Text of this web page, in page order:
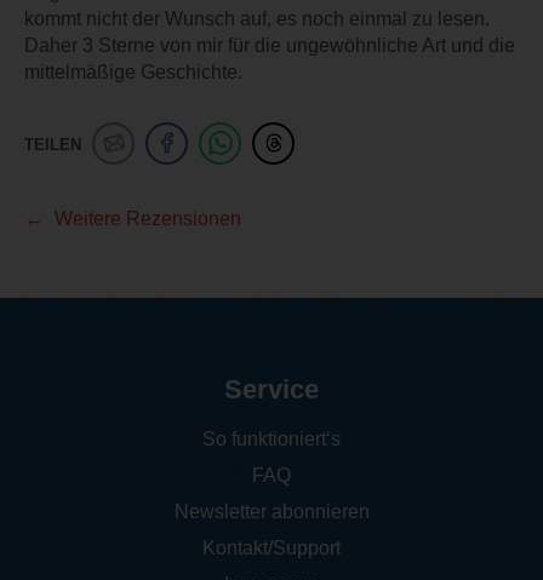
kommt nicht der Wunsch auf, es noch einmal zu lesen.
Daher 3 Sterne von mir für die ungewöhnliche Art und die
mittelmäßige Geschichte.
TEILEN
Weitere Rezensionen
Service
So funktioniert‘s
FAQ
Newsletter abonnieren
Kontakt/Support